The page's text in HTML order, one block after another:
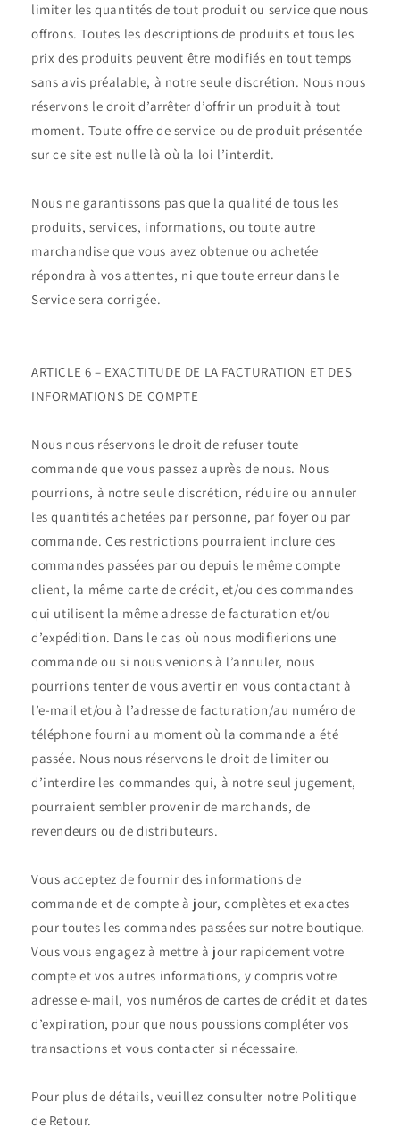
limiter les quantités de tout produit ou service que nous
offrons. Toutes les descriptions de produits et tous les
prix des produits peuvent être modifiés en tout temps
sans avis préalable, à notre seule discrétion. Nous nous
réservons le droit d’arrêter d’offrir un produit à tout
moment. Toute offre de service ou de produit présentée
sur ce site est nulle là où la loi l’interdit.
Nous ne garantissons pas que la qualité de tous les
produits, services, informations, ou toute autre
marchandise que vous avez obtenue ou achetée
répondra à vos attentes, ni que toute erreur dans le
Service sera corrigée.
ARTICLE 6 – EXACTITUDE DE LA FACTURATION ET DES
INFORMATIONS DE COMPTE
Nous nous réservons le droit de refuser toute
commande que vous passez auprès de nous. Nous
pourrions, à notre seule discrétion, réduire ou annuler
les quantités achetées par personne, par foyer ou par
commande. Ces restrictions pourraient inclure des
commandes passées par ou depuis le même compte
client, la même carte de crédit, et/ou des commandes
qui utilisent la même adresse de facturation et/ou
d’expédition. Dans le cas où nous modifierions une
commande ou si nous venions à l’annuler, nous
pourrions tenter de vous avertir en vous contactant à
l’e-mail et/ou à l’adresse de facturation/au numéro de
téléphone fourni au moment où la commande a été
passée. Nous nous réservons le droit de limiter ou
d’interdire les commandes qui, à notre seul jugement,
pourraient sembler provenir de marchands, de
revendeurs ou de distributeurs.
Vous acceptez de fournir des informations de
commande et de compte à jour, complètes et exactes
pour toutes les commandes passées sur notre boutique.
Vous vous engagez à mettre à jour rapidement votre
compte et vos autres informations, y compris votre
adresse e-mail, vos numéros de cartes de crédit et dates
d’expiration, pour que nous poussions compléter vos
transactions et vous contacter si nécessaire.
Pour plus de détails, veuillez consulter notre Politique
de Retour.